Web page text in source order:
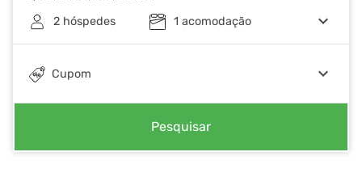
2 hóspedes 1 acomodação keyboard_arrow_down
Cupom keyboard_arrow_down
Pesquisar